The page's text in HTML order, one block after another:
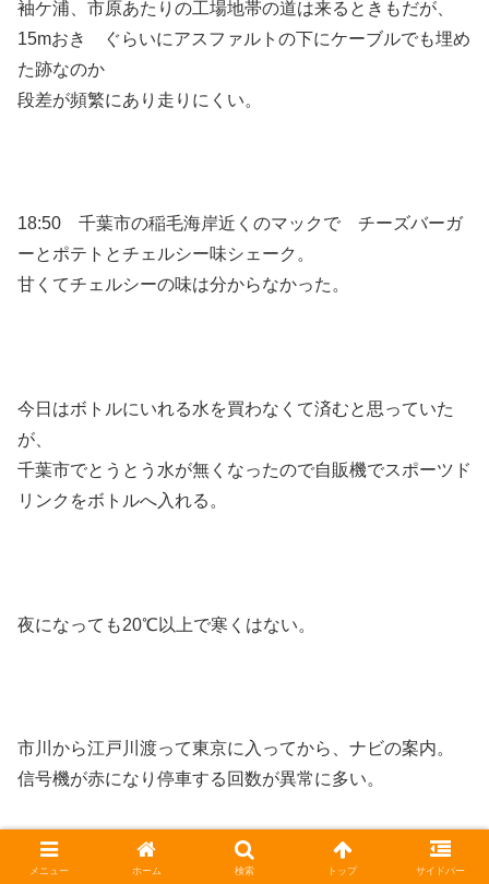
袖ケ浦、市原あたりの工場地帯の道は来るときもだが、
15mおき ぐらいにアスファルトの下にケーブルでも埋め
た跡なのか
段差が頻繁にあり走りにくい。
18:50 千葉市の稲毛海岸近くのマックで チーズバーガ
ーとポテトとチェルシー味シェーク。
甘くてチェルシーの味は分からなかった。
今日はボトルにいれる水を買わなくて済むと思っていた
が、
千葉市でとうとう水が無くなったので自販機でスポーツド
リンクをボトルへ入れる。
夜になっても20℃以上で寒くはない。
市川から江戸川渡って東京に入ってから、ナビの案内。
信号機が赤になり停車する回数が異常に多い。
千住新橋で荒川渡って、荒川CRで帰る。
メニュー ホーム 検索 トップ サイドバー